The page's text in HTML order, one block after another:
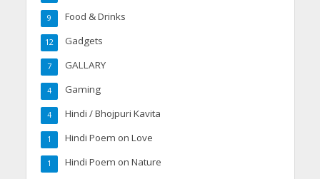
Food & Drinks
9
Gadgets
12
GALLARY
7
Gaming
4
Hindi / Bhojpuri Kavita
4
Hindi Poem on Love
1
Hindi Poem on Nature
1